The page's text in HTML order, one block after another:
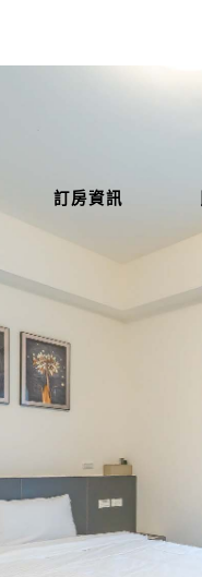
訂房資訊